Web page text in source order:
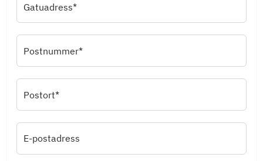
Gatuadress*
Postnummer*
Postort*
E-postadress